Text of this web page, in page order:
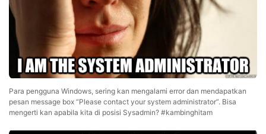
Para pengguna Windows, sering kan mengalami error dan mendapatkan
pesan message box “Please contact your system administrator”. Bisa
mengerti kan apabila kita di posisi Sysadmin? #kambinghitam